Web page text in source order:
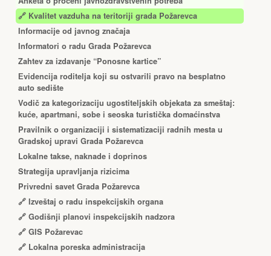
🔗 Kvalitet vazduha na teritoriji grada Požarevca
Informacije od javnog značaja
Informatori o radu Grada Požarevca
Zahtev za izdavanje “Ponosne kartice”
Еvidencija roditelja koji su ostvarili pravo na besplatno
auto sedište
Vodič za kategorizaciju ugostiteljskih objekata za smeštaj:
kuće, apartmani, sobe i seoska turistička domaćinstva
Pravilnik o organizaciji i sistematizaciji radnih mesta u
Gradskoj upravi Grada Požarevca
Lokalne takse, naknade i doprinos
Strategija upravljanja rizicima
Privredni savet Grada Požarevca
🔗 Izveštaj o radu inspekcijskih organa
🔗 Godišnji planovi inspekcijskih nadzora
🔗 GIS Požarevac
🔗 Lokalna poreska administracija